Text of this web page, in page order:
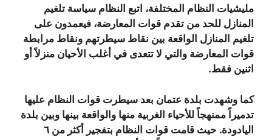
مليشيات النظام المختلفة، اتبع النظام سياسة تلغيم
المنازل للحد من تقدم قوات المعارضة، فيعمدون على
تلغيم المنازل الواقعة بين نقاط سيطرتهم ونقاط مرابطة
قوات المعارضة والتي لا تتعدى في أغلب الأحيان منزلاً أو
اثنين فقط.
كما وشهدت بلدة عتمان بعد سيطرت قوات النظام عليها
تدميراً ممنهجاً للأحياء الغربية منها والواقعة بينها وبين بلدة
اليادودة. حيث قامت قوات النظام بتفجير أكثر من ٦